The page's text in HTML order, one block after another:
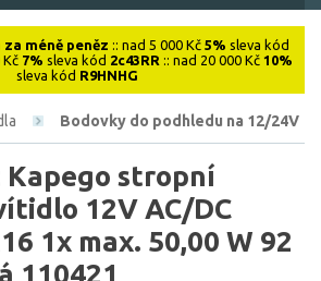
méně peněz :: nad 5 000 Kč 5% sleva kód
Kč 7% sleva kód 2c43RR :: nad 20 000 Kč 10%
sleva kód R9HNHG
Bodovky do podhledu na 12/24V
stropní
12V AC/DC
1x max. 50,00 W 92
110421